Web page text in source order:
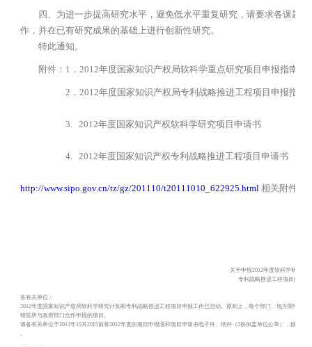
四、为进一步提高研究水平，避免低水平重复研究，请要求各课题承
作，并在已有研究成果的基础上进行创新性研究。
特此通知。
附件：1．2012年度国家知识产权局软科学重点研究项目申报指南
2．2012年度国家知识产权局专利战略推进工程项目申报指南
3. 2012年度国家知识产权软科学研究项目申请书
4. 2012年度国家知识产权专利战略推进工程项目申请书
http://www.sipo.gov.cn/tz/gz/201110/t20111010_622925.html 相关附件请
关于申报2012年度软科学研究计
专利战略推进工程项目的通知
各有关单位：
2012年度国家知识产权局软科学研究计划和专利战略推进工程项目申报工作已启动。原则上，每个部门、地方限申报
研院所与政府部门合作申报的项目。
请各有关单位于2011年10月20日前将2012年度的项目申报函和项目申请书电子件、纸件（2份加盖单位公章），报送
。